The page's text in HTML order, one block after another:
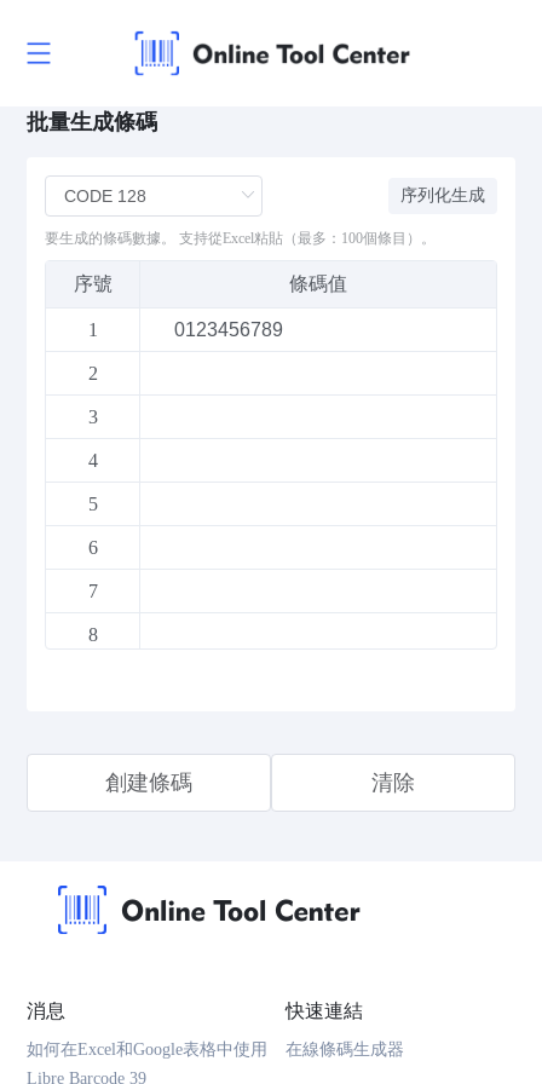
批量生成條碼
序列化生成
要生成的條碼數據。 支持從Excel粘貼（最多：100個條目）。
序號 條碼值
1
2
3
4
5
6
7
8
12
14
15
創建條碼 清除
消息
如何在Excel和Google表格中使用
Libre Barcode 39
快速連結
在線條碼生成器